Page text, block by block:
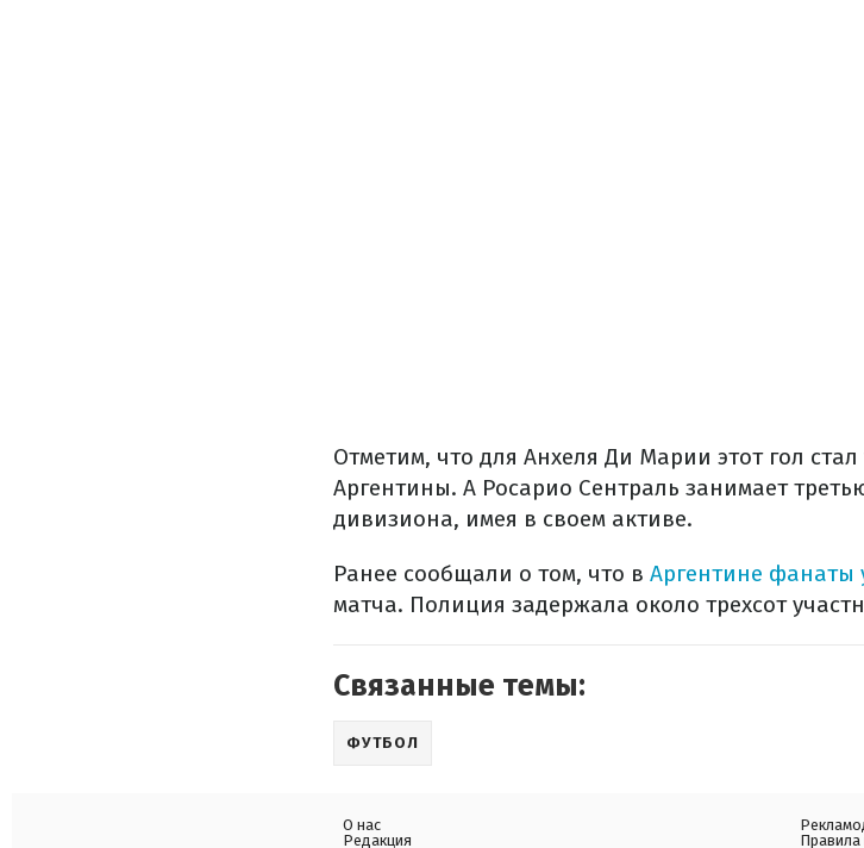
Отметим, что для Анхеля Ди Марии этот гол
Аргентины. А Росарио Сентраль занимает
дивизиона, имея в своем активе.
Ранее сообщали о том, что в Аргентине фанаты
матча. Полиция задержала около трехсот
Связанные темы:
ФУТБОЛ
О нас
Редакция
Правила